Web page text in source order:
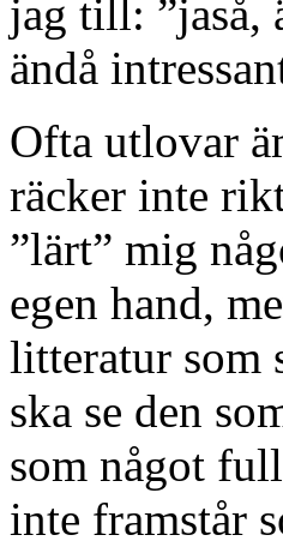
jag till: ”jaså,
ändå
Ofta utlovar
räcker inte
”lärt” mig
egen hand,
litteratur som
ska se den
som något
inte framstår